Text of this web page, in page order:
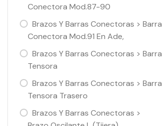
Conectora Mod.87-90
Brazos Y Barras Conectoras > Barra
Conectora Mod.91 En Ade,
Brazos Y Barras Conectoras > Barra
Tensora
Brazos Y Barras Conectoras > Barra
Tensora Trasero
Brazos Y Barras Conectoras >